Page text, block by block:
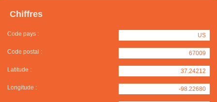
Chiffres
Code pays : US
Code postal : 67009
Latitude : 37.24212
Longitude : -98.22680